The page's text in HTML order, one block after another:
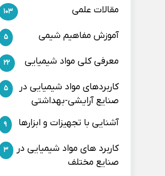
مقالات علمی 103
آموزش مفاهیم شیمی 5
معرفی کلی مواد شیمیایی 22
کاربردهای مواد شیمیایی در
صنایع آرایشی-بهداشتی
5
آشنایی با تجهیزات و ابزارها 9
کاربرد های مواد شیمیایی در
صنایع مختلف
3